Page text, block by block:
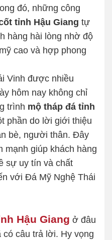
đó, những công
tỉnh Hậu Giang tự
hàng hài lòng nhờ độ
cao và hợp phong
Vinh được nhiều
hôm nay không chỉ
trình mộ tháp đá tỉnh
phần do lời giới thiệu
bè, người thân. Đây
mạnh giúp khách hàng
sự uy tín và chất
với Đá Mỹ Nghệ Thái
Hậu Giang ở đâu
có câu trả lời. Hy vọng